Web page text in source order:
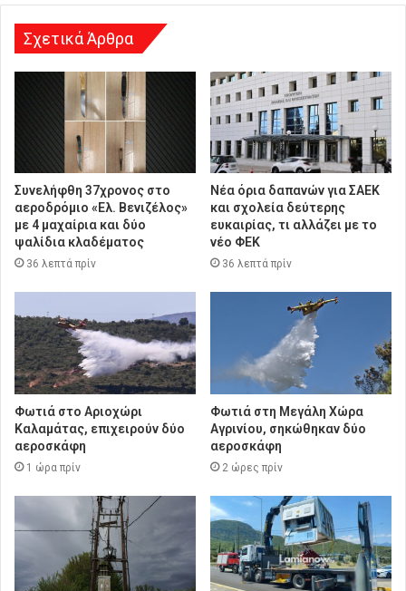
Σχετικά Άρθρα
Συνελήφθη 37χρονος στο
αεροδρόμιο «Ελ. Βενιζέλος»
με 4 μαχαίρια και δύο
ψαλίδια κλαδέματος
36 λεπτά πρίν
Νέα όρια δαπανών για ΣΑΕΚ
και σχολεία δεύτερης
ευκαιρίας, τι αλλάζει με το
νέο ΦΕΚ
36 λεπτά πρίν
Φωτιά στο Αριοχώρι
Καλαμάτας, επιχειρούν δύο
αεροσκάφη
1 ώρα πρίν
Φωτιά στη Μεγάλη Χώρα
Αγρινίου, σηκώθηκαν δύο
αεροσκάφη
2 ώρες πρίν